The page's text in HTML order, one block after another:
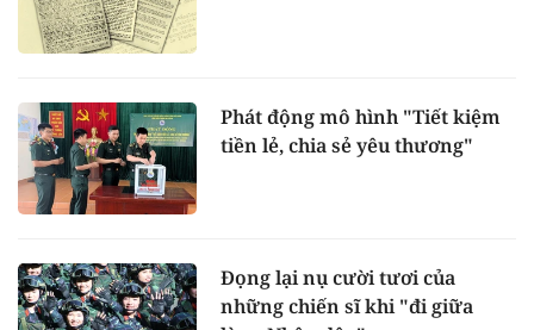
Phát động mô hình "Tiết kiệm
tiền lẻ, chia sẻ yêu thương"
Đọng lại nụ cười tươi của
những chiến sĩ khi "đi giữa